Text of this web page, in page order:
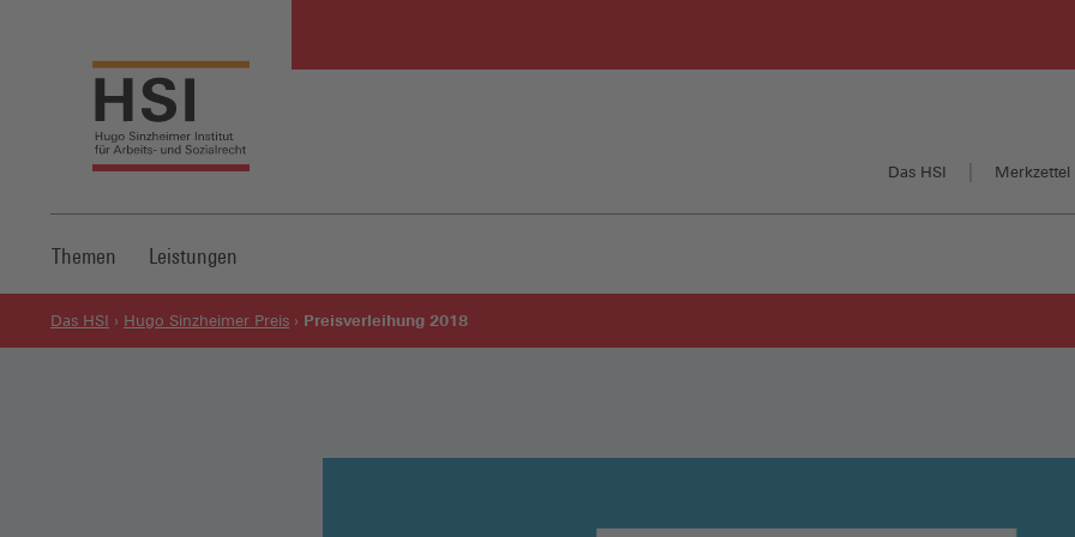
Das HSI Merkzettel
Themen Leistungen
Das HSI Hugo Sinzheimer Preis Preisverleihung 2018